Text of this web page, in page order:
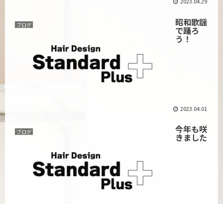
ブログ 昭和歌謡
で踊ろ
う！
2023.04.01
ブログ 今年も咲
きました